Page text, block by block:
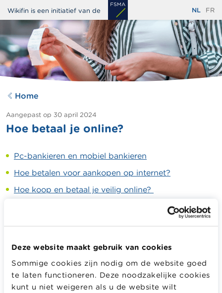
Deze website maakt gebruik van cookies
Sommige cookies zijn nodig om de website goed
te laten functioneren. Deze noodzakelijke cookies
kunt u niet weigeren als u de website wilt
Overslaan
en
de
inhoud
gaan
Wikifin is een initiatief van de NL FR
Home
Aangepast op 30 april 2024
Hoe betaal je online?
Pc-bankieren en mobiel bankieren
Hoe betalen voor aankopen op internet?
Hoe koop en betaal je veilig online?
Kopen op een website buiten de Europese Unie kan
zoekertjessites
Checklist - Veilig online shoppen